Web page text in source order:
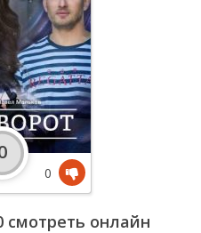
смотреть онлайн
0